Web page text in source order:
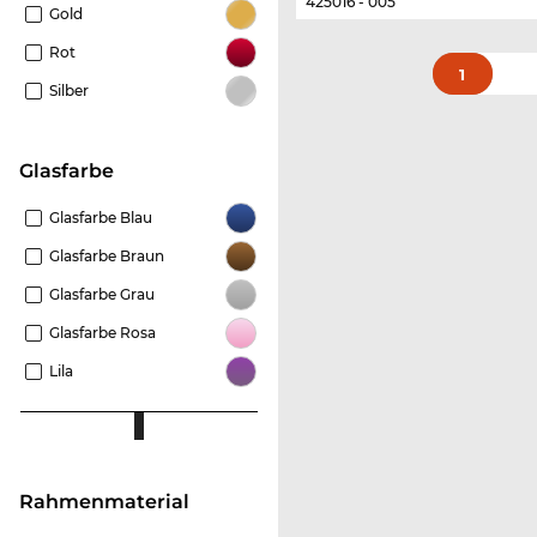
Gold
Rot
Silber
Glasfarbe
Glasfarbe Blau
Glasfarbe Braun
Glasfarbe Grau
Glasfarbe Rosa
Lila
Rahmenmaterial
1